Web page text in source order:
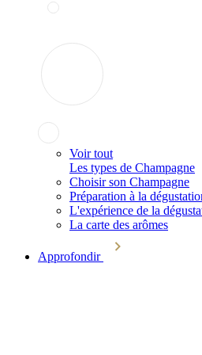
Voir tout
Les types de Champagne
Choisir son Champagne
Préparation à la
L'expérience de la
La carte des arômes
Approfondir